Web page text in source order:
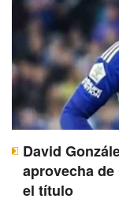
David
aprovecha de
el título